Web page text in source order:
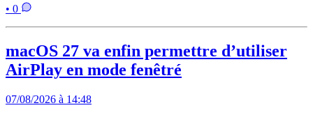
• 0
macOS 27 va enfin permettre d’utiliser
AirPlay en mode fenêtré
07/08/2026 à 14:48